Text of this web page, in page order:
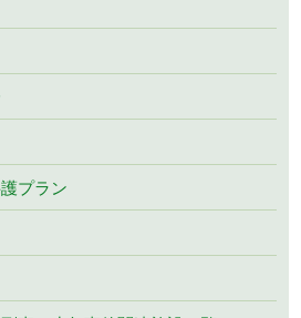
プラン